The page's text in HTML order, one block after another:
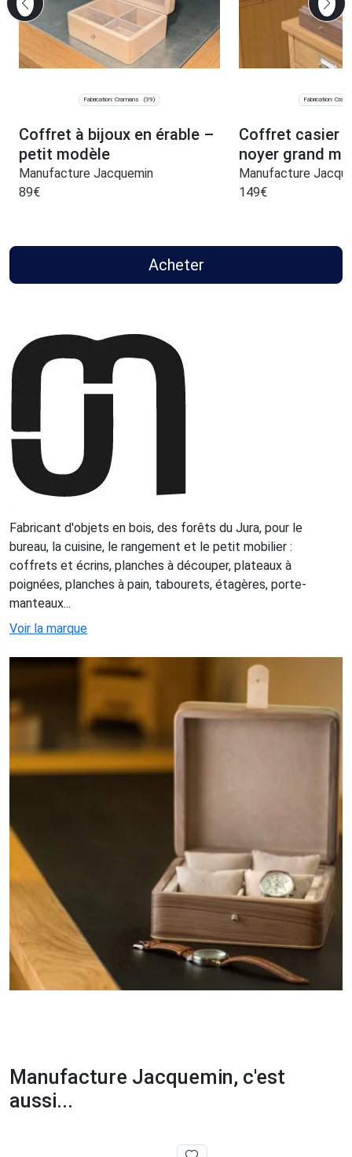
Fabrication: Cramans (39)
Coffret à bijoux en érable –
petit modèle
Manufacture Jacquemin
89€
Fabrication:
Coffret casier
noyer grand
Manufacture
149€
Acheter
Fabricant d'objets en bois, des forêts du Jura, pour le
bureau, la cuisine, le rangement et le petit mobilier :
coffrets et écrins, planches à découper, plateaux à
poignées, planches à pain, tabourets, étagères, porte-
manteaux...
Voir la marque
Manufacture Jacquemin, c'est
aussi...